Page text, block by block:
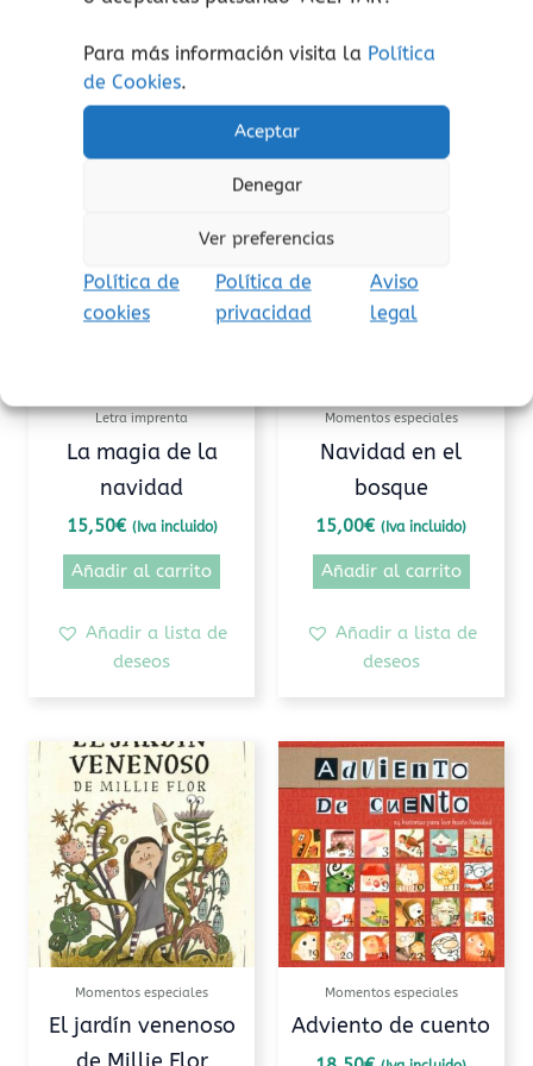
Para más información visita la Política
de Cookies.
Aceptar
Denegar
Ver preferencias
Política de
cookies
Política de
privacidad
Aviso
legal
Letra imprenta
La magia de la
navidad
15,50€ (Iva incluido)
Añadir al carrito
Añadir a lista de
deseos
Momentos especiales
Navidad en el
bosque
15,00€ (Iva incluido)
Añadir al carrito
Añadir a lista de
deseos
Momentos especiales
El jardín venenoso
Momentos especiales
Adviento de cuento